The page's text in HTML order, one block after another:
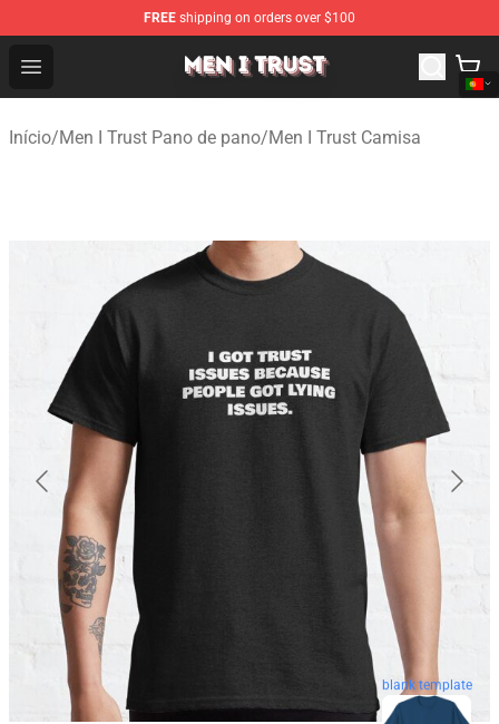
FREE shipping on orders over $100
Open menu
Men I Trust Shop - Official Men I Trust Merchandise Store
Início/Men I Trust Pano de pano/Men I Trust Camisa
blank template